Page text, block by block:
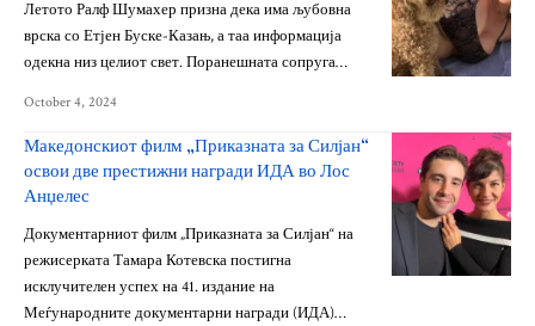
Летото Ралф Шумахер призна дека има љубовна
врска со Етјен Буске-Казањ, а таа информација
одекна низ целиот свет. Поранешната сопруга…
October 4, 2024
Македонскиот филм „Приказната за Силјан“
освои две престижни награди ИДА во Лос
Анџелес
Документарниот филм „Приказната за Силјан“ на
режисерката Тамара Котевска постигна
исклучителен успех на 41. издание на
Меѓународните документарни награди (ИДА)…